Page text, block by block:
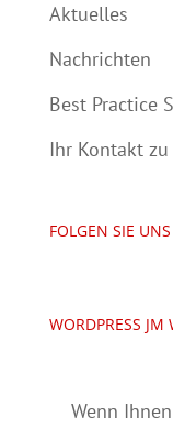
Aktuelles
Nachrichten
Best Practice
Ihr Kontakt zu
FOLGEN SIE
WORDPRESS JM
Wenn